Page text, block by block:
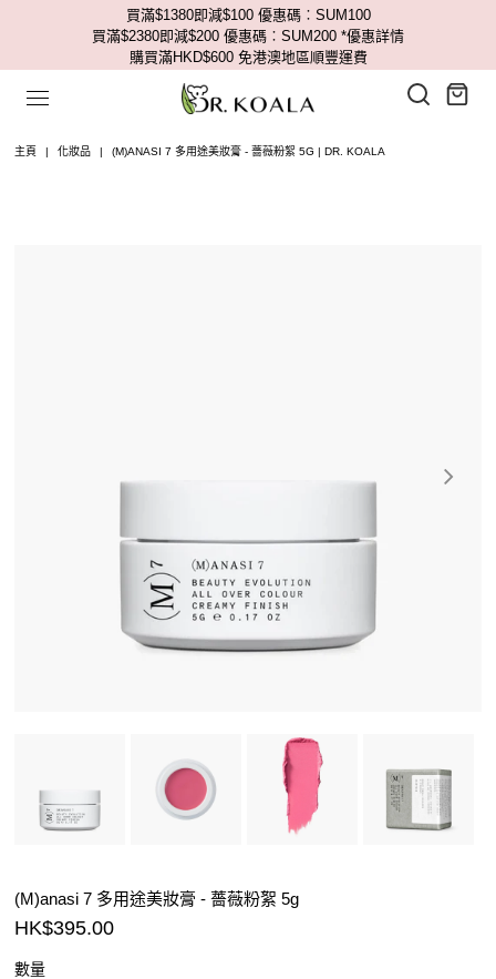
買滿$1380即減$100 優惠碼︰SUM100
買滿$2380即減$200 優惠碼︰SUM200 *優惠詳情
購買滿HKD$600 免港澳地區順豐運費
主頁 | 化妝品 | (M)ANASI 7 多用途美妝膏 - 薔薇粉絮 5G | DR. KOALA
(M)anasi 7 多用途美妝膏 - 薔薇粉絮 5g
HK$395.00
數量